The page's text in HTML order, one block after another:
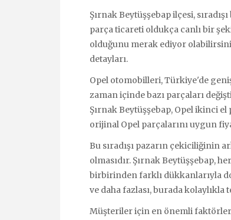
Şırnak Beytüşşebap ilçesi,
parça ticareti oldukça canlı bir
olduğunu merak ediyor
detayları.
Opel otomobilleri, Türkiye'de
zaman içinde bazı parçaları
Şırnak Beytüşşebap, Opel ikinci
orijinal Opel parçalarını uygun
Bu sıradışı pazarın çekiciliğinin
olmasıdır. Şırnak Beytüşşebap,
birbirinden farklı dükkanlarıyla
ve daha fazlası, burada kolaylıkla
Müşteriler için en önemli